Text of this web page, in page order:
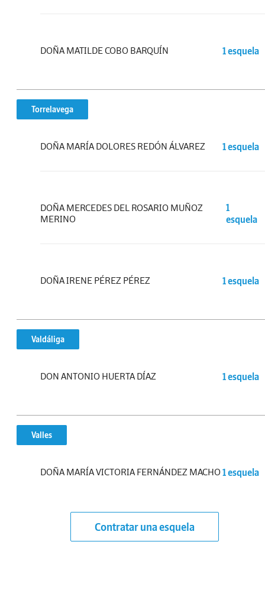
DOÑA MATILDE COBO BARQUÍN 1 esquela
Torrelavega
DOÑA MARÍA DOLORES REDÓN ÁLVAREZ 1 esquela
DOÑA MERCEDES DEL ROSARIO MUÑOZ
MERINO
1
esquela
DOÑA IRENE PÉREZ PÉREZ 1 esquela
Valdáliga
DON ANTONIO HUERTA DÍAZ 1 esquela
Valles
DOÑA MARÍA VICTORIA FERNÁNDEZ MACHO1 esquela
Contratar una esquela